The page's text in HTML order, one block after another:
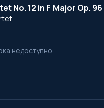
No. 12 in F Major Op. 96
недоступно.